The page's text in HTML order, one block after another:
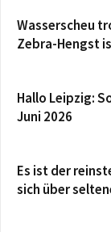
Wasserscheu
Zebra-Hengst
Hallo Leipzig:
Juni 2026
Es ist der
sich über